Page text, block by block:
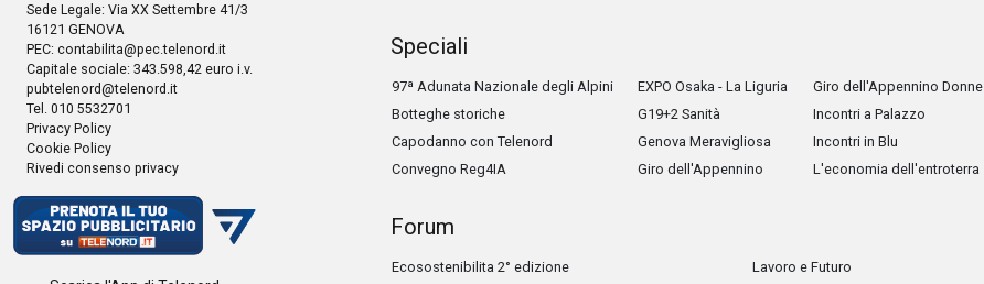
Sede Legale: Via XX Settembre 41/3
16121 GENOVA
PEC: contabilita@pec.telenord.it
Capitale sociale: 343.598,42 euro i.v.
pubtelenord@telenord.it
Tel. 010 5532701
Privacy Policy
Cookie Policy
Rivedi consenso privacy
Speciali
97ª Adunata Nazionale degli Alpini
Botteghe storiche
Capodanno con Telenord
Convegno Reg4IA
EXPO Osaka - La Liguria
G19+2 Sanità
Genova Meravigliosa
Giro dell'Appennino
Giro dell'Appennino Donne
Incontri a Palazzo
Incontri in Blu
L'economia dell'entroterra
Forum
Ecosostenibilita 2° edizione Lavoro e Futuro